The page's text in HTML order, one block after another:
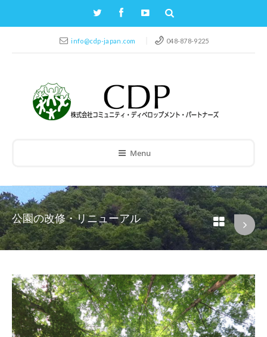
info@cdp-japan.com 048-878-9225
Menu
公園の改修・リニューアル